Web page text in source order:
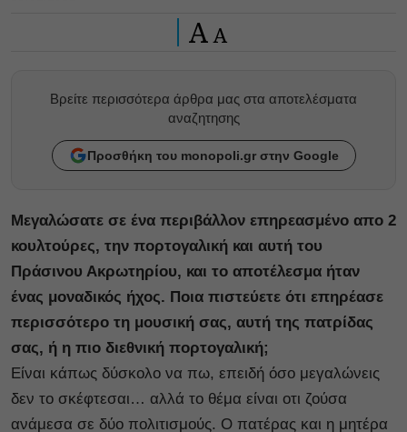
A A
Βρείτε περισσότερα άρθρα μας στα αποτελέσματα
αναζητησης
Προσθήκη του monopoli.gr στην Google
Μεγαλώσατε σε ένα περιβάλλον επηρεασμένο απο 2
κουλτούρες, την πορτογαλική και αυτή του
Πράσινου Ακρωτηρίου, και το αποτέλεσμα ήταν
ένας μοναδικός ήχος. Ποια πιστεύετε ότι επηρέασε
περισσότερο τη μουσική σας, αυτή της πατρίδας
σας, ή η πιο διεθνική πορτογαλική;
Είναι κάπως δύσκολο να πω, επειδή όσο μεγαλώνεις
δεν το σκέφτεσαι… αλλά το θέμα είναι οτι ζούσα
ανάμεσα σε δύο πολιτισμούς. Ο πατέρας και η μητέρα